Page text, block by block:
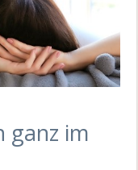
ganz im